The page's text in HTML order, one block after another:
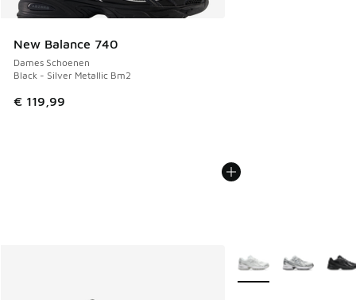
New Balance 740
Dames Schoenen
Black - Silver Metallic Bm2
€ 119,99
Meer kleuren